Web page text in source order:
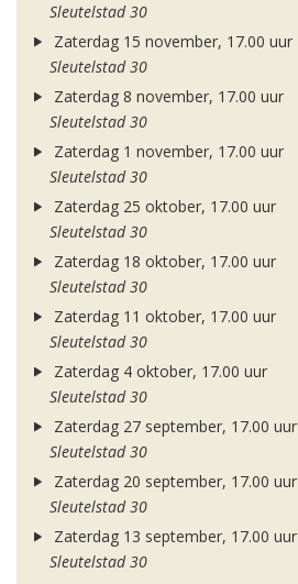
Sleutelstad 30
Zaterdag 15 november, 17.00 uur
Sleutelstad 30
Zaterdag 8 november, 17.00 uur
Sleutelstad 30
Zaterdag 1 november, 17.00 uur
Sleutelstad 30
Zaterdag 25 oktober, 17.00 uur
Sleutelstad 30
Zaterdag 18 oktober, 17.00 uur
Sleutelstad 30
Zaterdag 11 oktober, 17.00 uur
Sleutelstad 30
Zaterdag 4 oktober, 17.00 uur
Sleutelstad 30
Zaterdag 27 september, 17.00 uur
Sleutelstad 30
Zaterdag 20 september, 17.00 uur
Sleutelstad 30
Zaterdag 13 september, 17.00 uur
Sleutelstad 30